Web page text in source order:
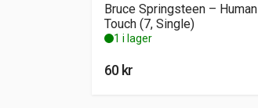
Bruce Springsteen – Human
Touch (7, Single)
1 i lager
60kr